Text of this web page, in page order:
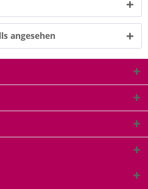
angesehen